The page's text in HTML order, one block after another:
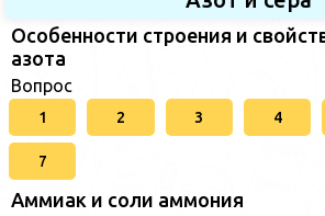
Особенности строения и
азота
Вопрос
1 2 3 4
7
Аммиак и соли аммония